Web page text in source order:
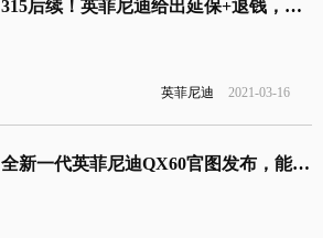
315后续！英菲尼迪给出延保+退钱，不如“保密协议”？
英菲尼迪 2021-03-16
全新一代英菲尼迪QX60官图发布，能否拯救英菲尼迪在华销量